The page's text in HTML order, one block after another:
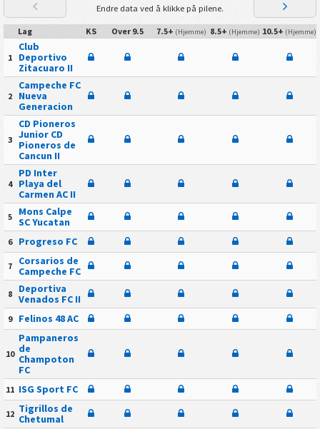
Endre data ved å klikke på pilene.
Lag KS Over 9.5 7.5+ (Hjemme) 8.5+ (Hjemme) 10.5+ (Hjemme)
1
Club
Deportivo
Zitacuaro II
2
Campeche FC
Nueva
Generacion
3
CD Pioneros
Junior CD
Pioneros de
Cancun II
4
PD Inter
Playa del
Carmen AC II
5
Mons Calpe
SC Yucatan
6 Progreso FC
7
Corsarios de
Campeche FC
8
Deportiva
Venados FC II
9 Felinos 48 AC
10
Pampaneros
de
Champoton
FC
11 ISG Sport FC
12 Tigrillos de
Chetumal